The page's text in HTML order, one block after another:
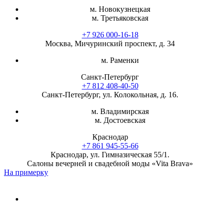
м. Новокузнецкая
м. Третьяковская
+7 926 000-16-18
Москва, Мичуринский проспект, д. 34
м. Раменки
Санкт-Петербург
+7 812 408-40-50
Санкт-Петербург, ул. Колокольная, д. 16.
м. Владимирская
м. Достоевская
Краснодар
+7 861 945-55-66
Краснодар, ул. Гимназическая 55/1.
Салоны вечерней и свадебной моды «Vita Brava»
На примерку